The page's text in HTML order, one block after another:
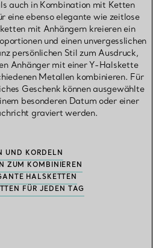
auch in Kombination mit Ketten
eine ebenso elegante wie zeitlose
mit Anhängern kreieren ein
und einen unvergesslichen
persönlichen Stil zum Ausdruck,
Anhänger mit einer Y-Halskette
Metallen kombinieren. Für
Geschenk können ausgewählte
besonderen Datum oder einer
graviert werden.
UND KORDELN
ZUM KOMBINIEREN
HALSKETTEN
FÜR JEDEN TAG